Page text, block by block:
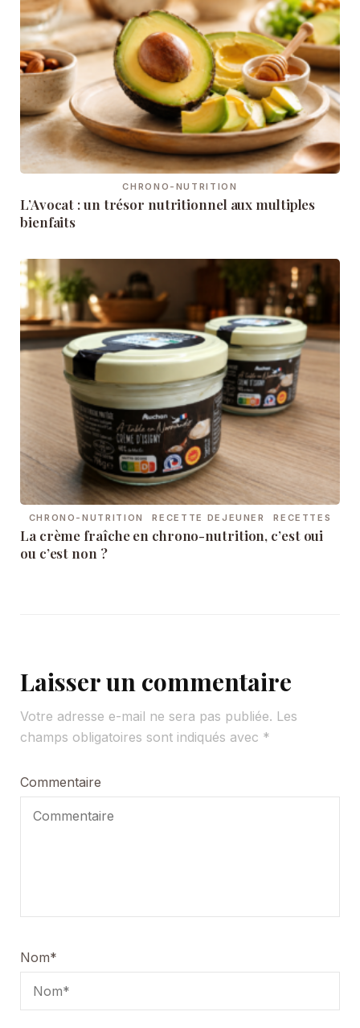
CHRONO-NUTRITION
L’Avocat : un trésor nutritionnel aux multiples
bienfaits
CHRONO-NUTRITION RECETTE DEJEUNER RECETTES
La crème fraîche en chrono-nutrition, c’est oui
ou c’est non ?
Laisser un commentaire
Votre adresse e-mail ne sera pas publiée. Les
champs obligatoires sont indiqués avec *
Commentaire
Nom*